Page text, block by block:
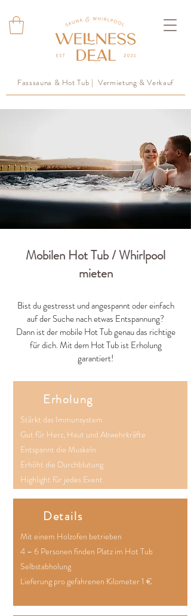
Fasssauna & Hot Tub | Vermietung & Verkauf
Mobilen Hot Tub / Whirlpool
mieten
Bist du gestresst und angespannt oder einfach
auf der Suche nach etwas Entspannung?
Dann ist der mobile Hot Tub genau das richtige
für dich. Mit dem Hot Tub ist Erholung
garantiert!
Erholung
Stärkt das Immunsystem
Gut für Herz, Haut und Abwehrkräfte
Entspannt die Muskeln
Erhöht die Durchblutung
Highlight für jedes Event
Details
Mit einem Holzofen betrieben
4 – 6 Personen finden Platz im Hot Tub
Selbstabholung
Lieferung pro gefahrenen Kilometer 1 €